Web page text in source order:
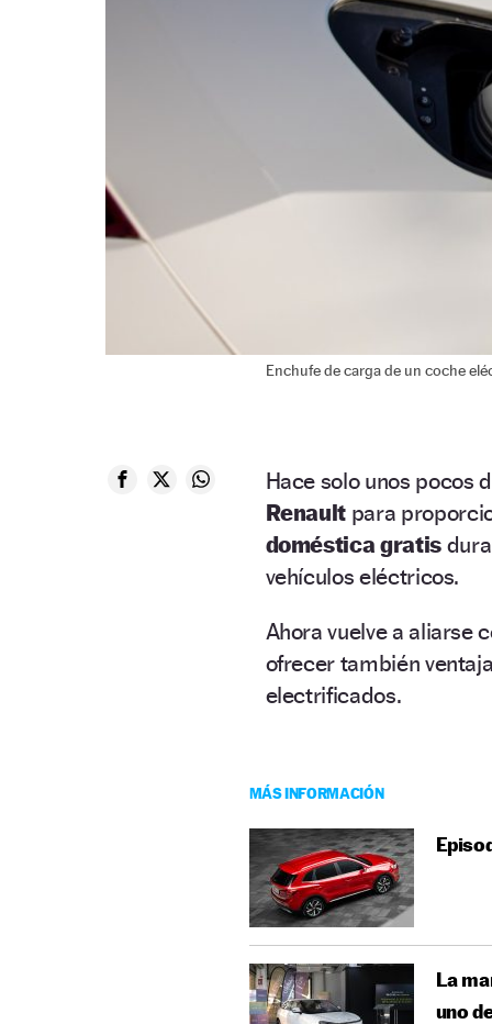
Enchufe de carga de un coche
Hace solo unos pocos
Renault para
doméstica gratis
vehículos eléctricos.
Ahora vuelve a aliarse
ofrecer también
electrificados.
MÁS INFORMACIÓN
La
uno